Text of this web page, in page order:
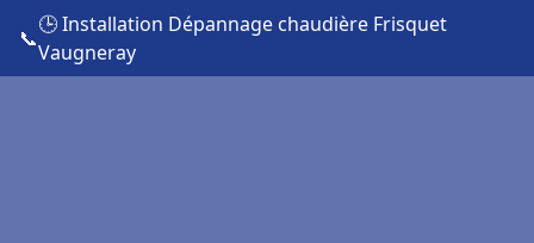
📞
🕒 Installation Dépannage chaudière Frisquet
Vaugneray